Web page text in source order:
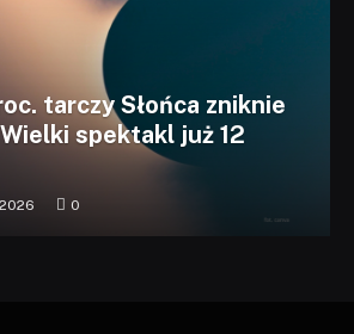
tarczy Słońca zniknie
spektakl już 12
0